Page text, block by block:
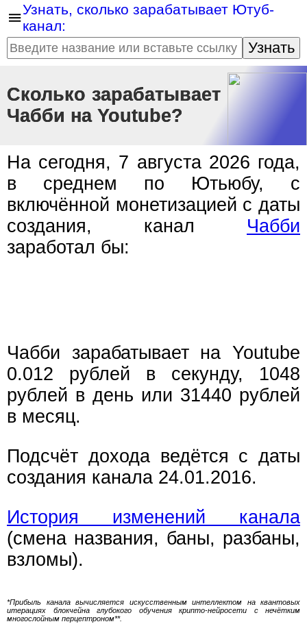
Узнать, сколько зарабатывает Ютуб-
канал:
Узнать
Сколько зарабатывает
Чабби на Youtube?
На сегодня, 7 августа 2026 года,
в среднем по Ютьюбу, с
включённой монетизацией с даты
создания, канал Чабби
заработал бы:
Чабби зарабатывает на Youtube
0.012 рублей в секунду, 1048
рублей в день или 31440 рублей
в месяц.
Подсчёт дохода ведётся с даты
создания канала 24.01.2016.
История изменений канала
(смена названия, баны, разбаны,
взломы).
*Прибыль канала вычисляется искусственным интеллектом на квантовых
итерациях блокчейна глубокого обучения крипто-нейросети с нечётким
многослойным перцептроном**.